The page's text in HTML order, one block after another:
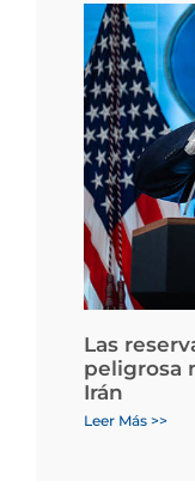
Las
peligrosa
Irán
Leer Más >>